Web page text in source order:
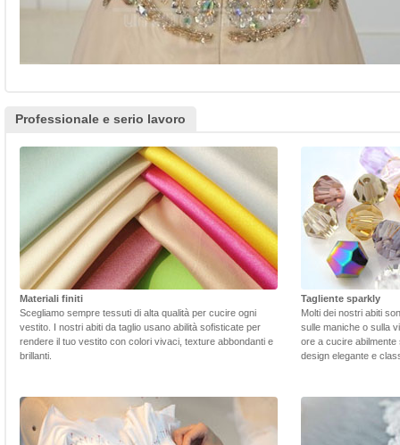
Professionale e serio lavoro
Materiali finiti
Scegliamo sempre tessuti di alta qualità per cucire ogni
vestito. I nostri abiti da taglio usano abilità sofisticate per
rendere il tuo vestito con colori vivaci, texture abbondanti e
brillanti.
Tagliente sparkly
Molti dei nostri abiti
sulle maniche o sulla
ore a cucire
design elegante e